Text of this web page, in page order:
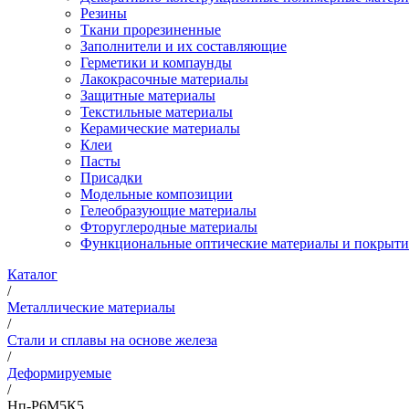
Резины
Ткани прорезиненные
Заполнители и их составляющие
Герметики и компаунды
Лакокрасочные материалы
Защитные материалы
Текстильные материалы
Керамические материалы
Клеи
Пасты
Присадки
Модельные композиции
Гелеобразующие материалы
Фторуглеродные материалы
Функциональные оптические материалы и
Каталог
/
Металлические материалы
/
Стали и сплавы на основе железа
/
Деформируемые
/
Нп-Р6М5К5